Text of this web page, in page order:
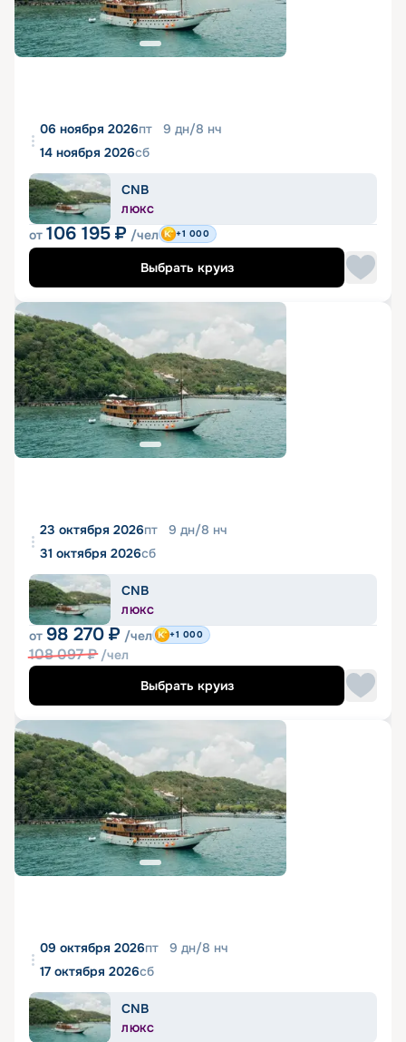
06 ноября 2026пт 9 дн/8 нч
14 ноября 2026сб
CNB
ЛЮКС
от 106 195 ₽ /чел +1 000
Выбрать круиз
23 октября 2026пт 9 дн/8 нч
31 октября 2026сб
CNB
ЛЮКС
от 98 270 ₽ /чел
108 097₽ /чел
+1 000
Выбрать круиз
09 октября 2026пт 9 дн/8 нч
17 октября 2026сб
CNB
ЛЮКС